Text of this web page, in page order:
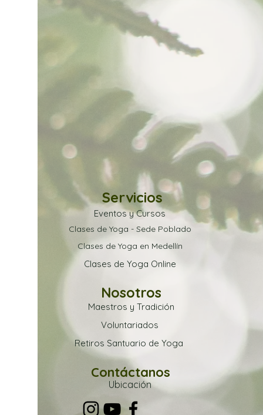
Servicios
Nosotros
Contáctanos
Eventos y Cursos
Clases de Yoga - Sede Poblado
Clases de Yoga en Medellín
Clases de Yoga Online
Maestros y Tradición
Voluntariados
Retiros Santuario de Yoga
Ubicación